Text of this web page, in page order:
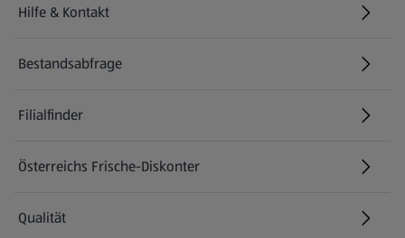
Hilfe & Kontakt
(öffnet in einem neuen Tab)
Bestandsabfrage
(öffnet in einem neuen Tab)
Filialfinder
Österreichs Frische-Diskonter
Qualität